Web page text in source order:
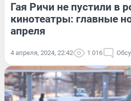
Гая Ричи не пустили в
кинотеатры: главные
апреля
4 апреля, 2024, 22:42 1 016